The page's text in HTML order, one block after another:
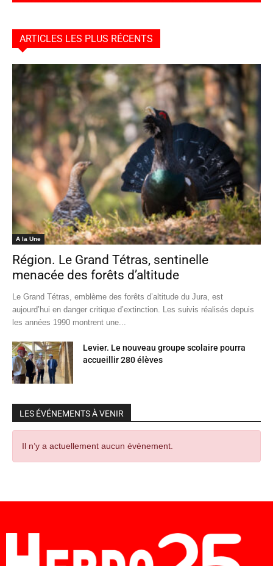
ARTICLES LES PLUS RÉCENTS
A la Une
Région. Le Grand Tétras, sentinelle
menacée des forêts d’altitude
Le Grand Tétras, emblème des forêts d’altitude du Jura, est
aujourd’hui en danger critique d’extinction. Les suivis réalisés depuis
les années 1990 montrent une...
Levier. Le nouveau groupe scolaire pourra
accueillir 280 élèves
LES ÉVÉNEMENTS À VENIR
Il n’y a actuellement aucun évènement.